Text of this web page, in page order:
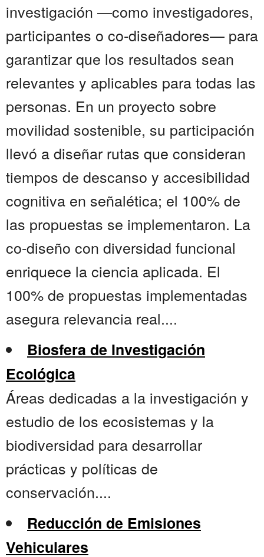
investigación —como investigadores,
participantes o co-diseñadores— para
garantizar que los resultados sean
relevantes y aplicables para todas las
personas. En un proyecto sobre
movilidad sostenible, su participación
llevó a diseñar rutas que consideran
tiempos de descanso y accesibilidad
cognitiva en señalética; el 100% de
las propuestas se implementaron. La
co-diseño con diversidad funcional
enriquece la ciencia aplicada. El
100% de propuestas implementadas
asegura relevancia real....
Biosfera de Investigación
Ecológica
Áreas dedicadas a la investigación y
estudio de los ecosistemas y la
biodiversidad para desarrollar
prácticas y políticas de
conservación....
Reducción de Emisiones
Vehiculares